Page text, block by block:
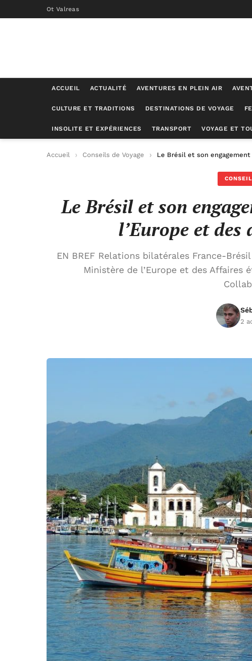
Ot Valreas
ACCUEIL ACTUALITÉ AVENTURES EN PLEIN AIR
CULTURE ET TRADITIONS DESTINATIONS DE VOYAGE
INSOLITE ET EXPÉRIENCES TRANSPORT VOYAGE ET
Accueil Conseils de Voyage Le Brésil et son
Le Brésil et son
l’Europe et
EN BREF Relations bilatérales France-
Ministère de l’Europe et des Affaires
2